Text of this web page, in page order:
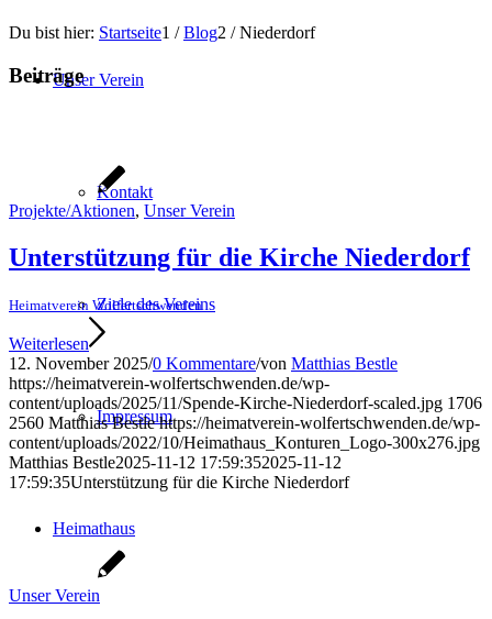
Unser Verein
Kontakt
Ziele des Vereins
Impressum
Heimathaus
Du bist hier: Startseite1 / Blog2 / Niederdorf
Beiträge
Projekte/Aktionen, Unser Verein
Unterstützung für die Kirche Niederdorf
Heimatverein Wolfertschwenden
Weiterlesen
12. November 2025/0 Kommentare/von Matthias Bestle
https://heimatverein-wolfertschwenden.de/wp-
content/uploads/2025/11/Spende-Kirche-Niederdorf-scaled.jpg 1706
2560 Matthias Bestle https://heimatverein-wolfertschwenden.de/wp-
content/uploads/2022/10/Heimathaus_Konturen_Logo-300x276.jpg
Matthias Bestle2025-11-12 17:59:352025-11-12
17:59:35Unterstützung für die Kirche Niederdorf
Unser Verein